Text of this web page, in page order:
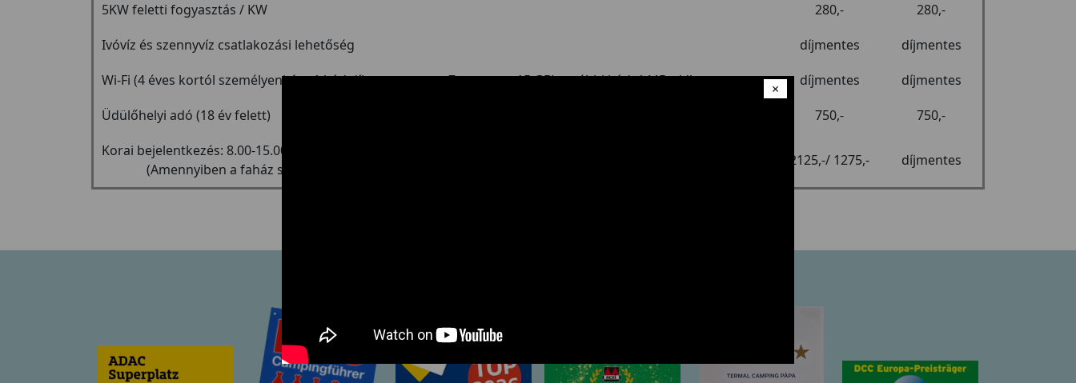
5KW feletti fogyasztás / KW
280,-
280,-
Ivóvíz és szennyvíz csatlakozási lehetőség
díjmentes
díjmentes
Wi-Fi (4 éves kortól személyenként 1 kód díjmentes, max. 7 nap vagy 15 GB) további kód: 1445,- /db
díjmentes
díjmentes
Üdülőhelyi adó (18 év felett)
750,-
750,-
Korai bejelentkezés: 8.00-15.00 felnőtt / gyerek
(Amennyiben a faház szabad. Kérjük egyeztessen a recepcióval.)
2125,-/ 1275,- díjmentes
×